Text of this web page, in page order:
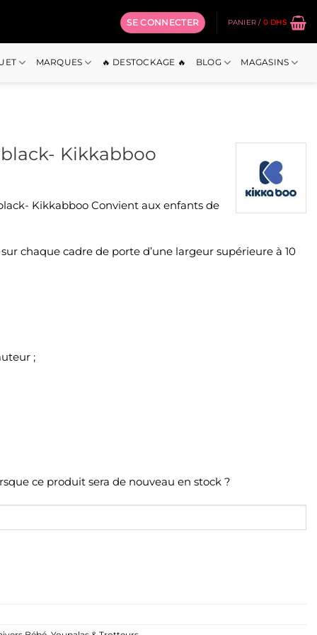
SE CONNECTER PANIER / 0 DHS
MARQUES 🔥 DESTOCKAGE 🔥 BLOG MAGASINS
Kikkabboo
Kikkabboo Convient aux enfants de
chaque cadre de porte d’une largeur supérieure à 10
;
ce produit sera de nouveau en stock ?